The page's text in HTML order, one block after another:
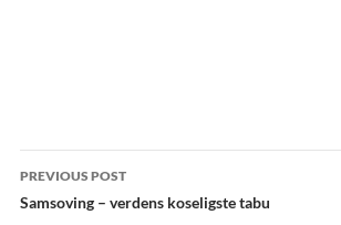
Post
navigation
PREVIOUS POST
Samsoving – verdens koseligste tabu